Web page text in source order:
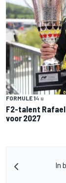
FORMULE 14 u
F2-talent Rafael
voor 2027
In